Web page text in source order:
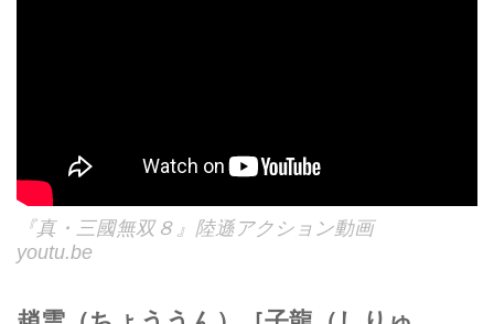
『真・三國無双８』陸遜アクション動画
youtu.be